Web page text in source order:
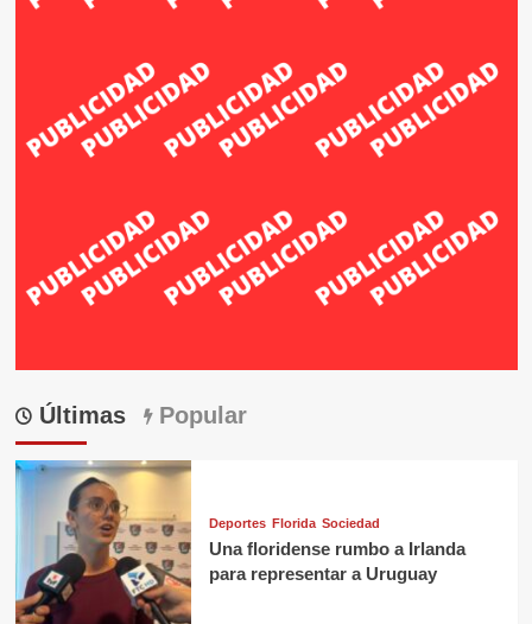
Últimas Popular
Deportes Florida Sociedad
Una floridense rumbo a Irlanda
para representar a Uruguay